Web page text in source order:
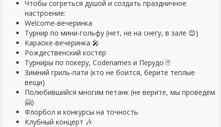
Чтобы согреться душой и создать праздничное
настроение:
Welcome-вечеринка
Турнир по мини-гольфу (нет, не на снегу, в зале 😊)
Караоке-вечеринка 🎤
Рождественский костёр
Турниры по покеру, Codenames и Перудо 🃏
Зимний гриль-пати (кто не боится, берите теплые
вещи)
Полюбившийся многим петанк (не верите, мы проведём
🤗)
Флорбол и конкурсы на точность
Клубный концерт 🎶